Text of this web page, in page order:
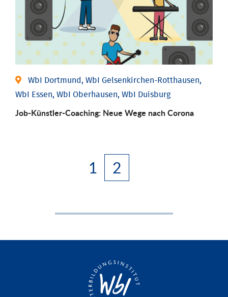
WbI Dortmund, WbI Gelsenkirchen-Rotthausen,
WbI Essen, WbI Oberhausen, WbI Duisburg
Job-Künstler-Coaching: Neue Wege nach Corona
1 2